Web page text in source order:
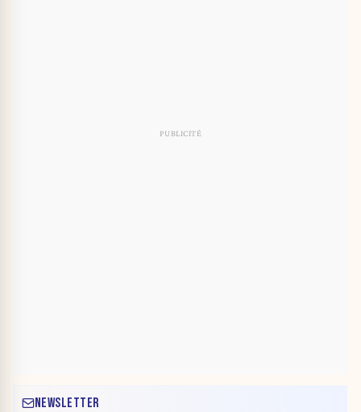
NEWSLETTER